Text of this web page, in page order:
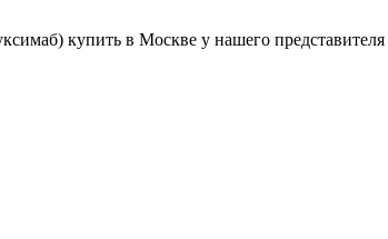
купить в Москве у нашего представителя